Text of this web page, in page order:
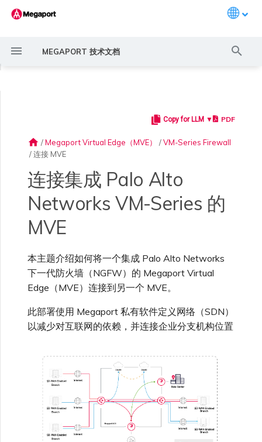
MEGAPORT 技术文档
快速开始
设置 Megaport 账户
概述
强制多重身份验证
邀请用户加入账户
提供技术支持联系方式
更新公司信息
重置密码
Megaport Portal 控制台
了解服务页面
连接到 Latitude.sh
服务开通方式
常见多云连接场景
使用 Megaport 解决方案现
代化 MPLS 网络
Megaport API 管理连接
Megaport 全球网状 WAN
Megaport 上云即服务
MACsec
IPsec
云原生 VPN 加密
高速跨云加密
订购交叉连接
订购本地环路
Port 冗余
链路聚合组（LAG）
创建 LAG
停用 Port
创建私有 VXC
迁移 VXC
设置服务密钥
使用服务密钥创建连接
配置 Q-in-Q
关闭 VXC 以进行故障转移测
终止 VXC
路由指南
MVE
终止 Megaport Internet 连
11:11 Systems
阿里云专线接入
Azure ExpressRoute
Cisco Webex
Google Cloud
IBM Cloud Direct Link
概述
阿里云 MCR 连接
Azure MCR 连接
DigitalOcean MCR 连接
IBM Cloud Direct Link MCR
连接
Oracle MCR 连接
概述
Aviatrix
Fortinet FortiGate
Palo Alto Networks
Versa SD-WAN
VMware SD-WAN
MCR 高级 VLAN 与路由功能
MCR 冗余
创建 MCR
创建 MCR VXC
配置 MCR
在 MCR 中使用 IPsec
路由过滤
路由汇总
6WIND 授权网络功能
规划部署
创建 MVE
创建 VXC
连接 MVE
规划部署
创建 MVE
创建 VXC
连接 MVE
终止 MVE
规划部署
创建 MVE
创建 MVE 概述
手动创建 MVE
创建 VXC
连接 MVE
终止 MVE
规划部署
创建 MVE
创建 VXC
连接 MVE
终止 MVE
规划部署
创建 MVE
连接 MVE
终止 MVE
规划部署
创建 MVE
创建 MVE 概述
创建 SD-WAN MVE
使用 Cisco Secure Firewall
Threat Defense Virtual 创建
MVE
创建 VXC
连接 MVE
将 MPLS 与 SDCI 集成
规划部署
创建 MVE
创建 VXC
连接 MVE
终止 MVE
火墙高可用性
规划部署
创建 MVE
使用 Juniper SSR 创建 MVE
创建 VXC
连接 MVE
终止 MVE
在两个 MVE 之间创建
VXC
在 VM-Series 中配置 A 端
MVE
在 VM-Series 中配置 B 端
MVE
验证您的连接
规划部署
创建 Prisma MVE
连接 MVE
终止 MVE
规划部署
创建 MVE
创建 VXC
连接 MVE
终止 MVE
规划部署
创建 MVE
创建 VXC
连接 MVE
终止 MVE
规划部署
创建 MVE
创建 VXC
连接 MVE
终止 MVE
设置 IX
IX 要求
AMS-IX 连接
管理 IX
编辑 IX
迁移 IX
终止 IX
IX 工具与功能
MegaIX 功能概述
诊断)
IX 遥测
城域 ID
创建个人资料
申请连接
Marketplace 常见问题
监控 MCR
监控 MVE
查看会话事件日志
管理个人资料
配置电子邮件通知
管理最短合约期续订
管理 Megaport
Marketplace 个人资料
添加和修改用户
管理用户角色
Port 定价与合约条款
VXC 定价与合约条款
Megaport Internet 定价与合
IX 定价与合约条款
MCR 定价与合约条款
MVE 定价与合约条款
开通计费市场
分配财务角色
更新账单信息
信用卡付款
了解 Megaport 账单
创建 API 密钥
管理用户
创建 Port
创建服务密钥
创建 VXC
创建到 AWS 的 VXC
快速开始
创建 Megaport Terraform
Provider 配置文件
Provider 创建和管理服务
使用 Megaport 资源进行
Terraform 状态管理
使用 Terraform MCP
Server（公开测试版）
Megaport Terraform
激活 Port
容量错误
Port 与 VXC
Port 或 VXC 中断或抖动
Port 或 VXC 丢包
VXC 连接性
MCR 中断或不可用
MCR BGP 会话中断
MVE 中断或不可用
SD-WAN 管理连接
IX 连接性
IX BGP 会话中断
云服务提供商互联地址空间
创建 Juniper 私有连接
联系支持
支持请求门户
了解支持请求
升级支持案例
发送反馈
欧盟数字服务法
Copy for LLM ▼ PDF
home / Megaport Virtual Edge（MVE） / VM-Series Firewall
/ 连接 MVE
连接集成 Palo Alto
Networks VM-Series 的
MVE
本主题介绍如何将一个集成 Palo Alto Networks
下一代防火墙（NGFW）的 Megaport Virtual
Edge（MVE）连接到另一个 MVE。
此部署使用 Megaport 私有软件定义网络（SDN）
以减少对互联网的依赖，并连接企业分支机构位置